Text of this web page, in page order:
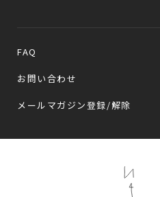
FAQ
お問い合わせ
メールマガジン登録/解除